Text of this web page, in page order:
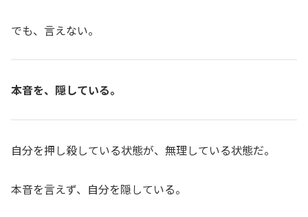
でも、言えない。
本音を、隠している。
自分を押し殺している状態が、無理している状態だ。
本音を言えず、自分を隠している。